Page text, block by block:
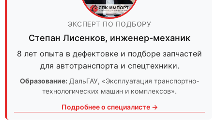
ЭКСПЕРТ ПО ПОДБОРУ
Степан Лисенков, инженер-механик
8 лет опыта в дефектовке и подборе запчастей
для автотранспорта и спецтехники.
Образование: ДальГАУ, «Эксплуатация транспортно-
технологических машин и комплексов».
Подробнее о специалисте →